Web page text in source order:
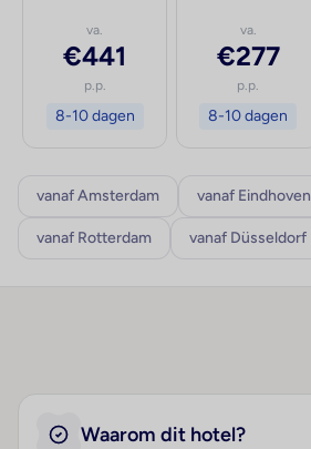
va.
€441
p.p.
8-10 dagen
va.
€277
p.p.
8-10 dagen
vanaf Amsterdam vanaf Eindhoven
vanaf Rotterdam vanaf Düsseldorf
Waarom dit hotel?